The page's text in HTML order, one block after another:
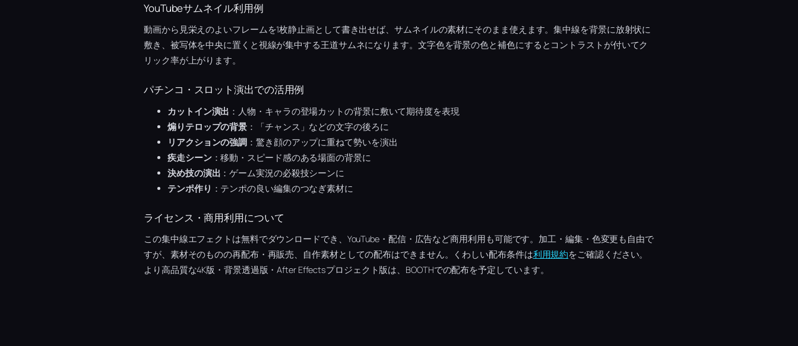
YouTubeサムネイル利用例
動画から見栄えのよいフレームを1枚静止画として書き出せば、サムネイルの素材にそのまま使えます。集中線を背景に放射状に
敷き、被写体を中央に置くと視線が集中する王道サムネになります。文字色を背景の色と補色にするとコントラストが付いてク
リック率が上がります。
パチンコ・スロット演出での活用例
カットイン演出 ：人物・キャラの登場カットの背景に敷いて期待度を表現
煽りテロップの背景 ：「チャンス」などの文字の後ろに
リアクションの強調 ：驚き顔のアップに重ねて勢いを演出
疾走シーン：移動・スピード感のある場面の背景に
決め技の演出 ：ゲーム実況の必殺技シーンに
テンポ作り ：テンポの良い編集のつなぎ素材に
ライセンス・商用利用について
この集中線エフェクトは無料でダウンロードでき、YouTube・配信・広告など商用利用も可能です。加工・編集・色変更も自由で
すが、素材そのものの再配布・再販売、自作素材としての配布はできません。くわしい配布条件は利用規約をご確認ください。
より高品質な4K版・背景透過版・After Effectsプロジェクト版は、BOOTHでの配布を予定しています。